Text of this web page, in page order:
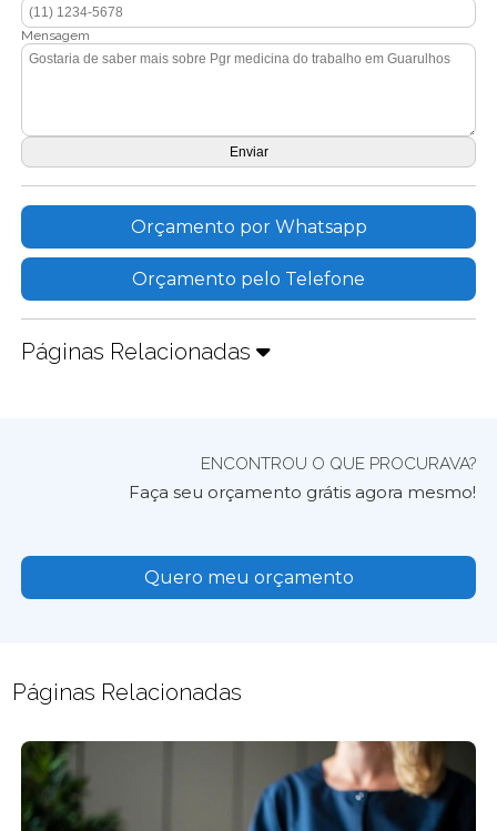
Mensagem
Orçamento por Whatsapp
Orçamento pelo Telefone
Páginas Relacionadas
ENCONTROU O QUE PROCURAVA?
Faça seu orçamento grátis agora mesmo!
Quero meu orçamento
Páginas Relacionadas